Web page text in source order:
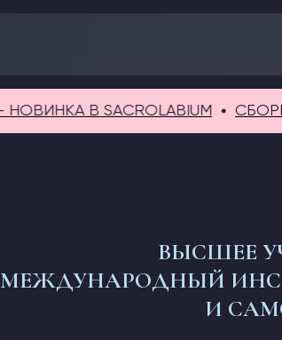
В SACROLABIUM СБОРНИК
ВЫСШЕЕ
МЕЖДУНАРОДНЫЙ
И